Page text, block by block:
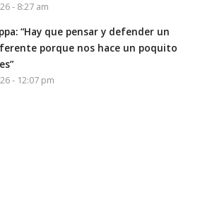
- 8:27 am
“Hay que pensar y defender un
porque nos hace un poquito
- 12:07 pm